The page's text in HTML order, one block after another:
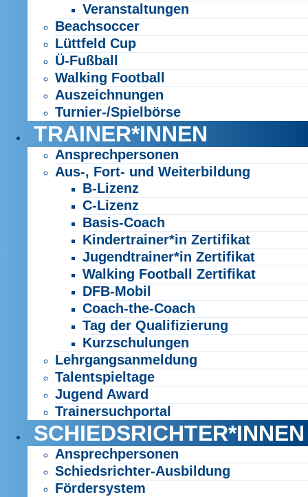
Veranstaltungen
Beachsoccer
Lüttfeld Cup
Ü-Fußball
Walking Football
Auszeichnungen
Turnier-/Spielbörse
TRAINER*INNEN
Ansprechpersonen
Aus-, Fort- und Weiterbildung
B-Lizenz
C-Lizenz
Basis-Coach
Kindertrainer*in Zertifikat
Jugendtrainer*in Zertifikat
Walking Football Zertifikat
DFB-Mobil
Coach-the-Coach
Tag der Qualifizierung
Kurzschulungen
Lehrgangsanmeldung
Talentspieltage
Jugend Award
Trainersuchportal
SCHIEDSRICHTER*INNEN
Ansprechpersonen
Schiedsrichter-Ausbildung
Fördersystem